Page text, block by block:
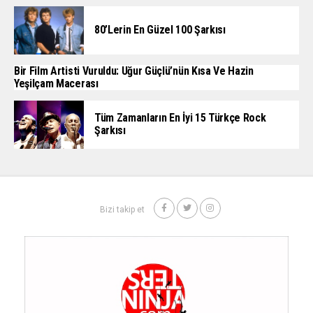
80’lerin En Güzel 100 Şarkısı
Bir Film Artisti Vuruldu: Uğur Güçlü’nün Kısa Ve Hazin
Yeşilçam Macerası
Tüm Zamanların En İyi 15 Türkçe Rock
Şarkısı
Bizi takip et